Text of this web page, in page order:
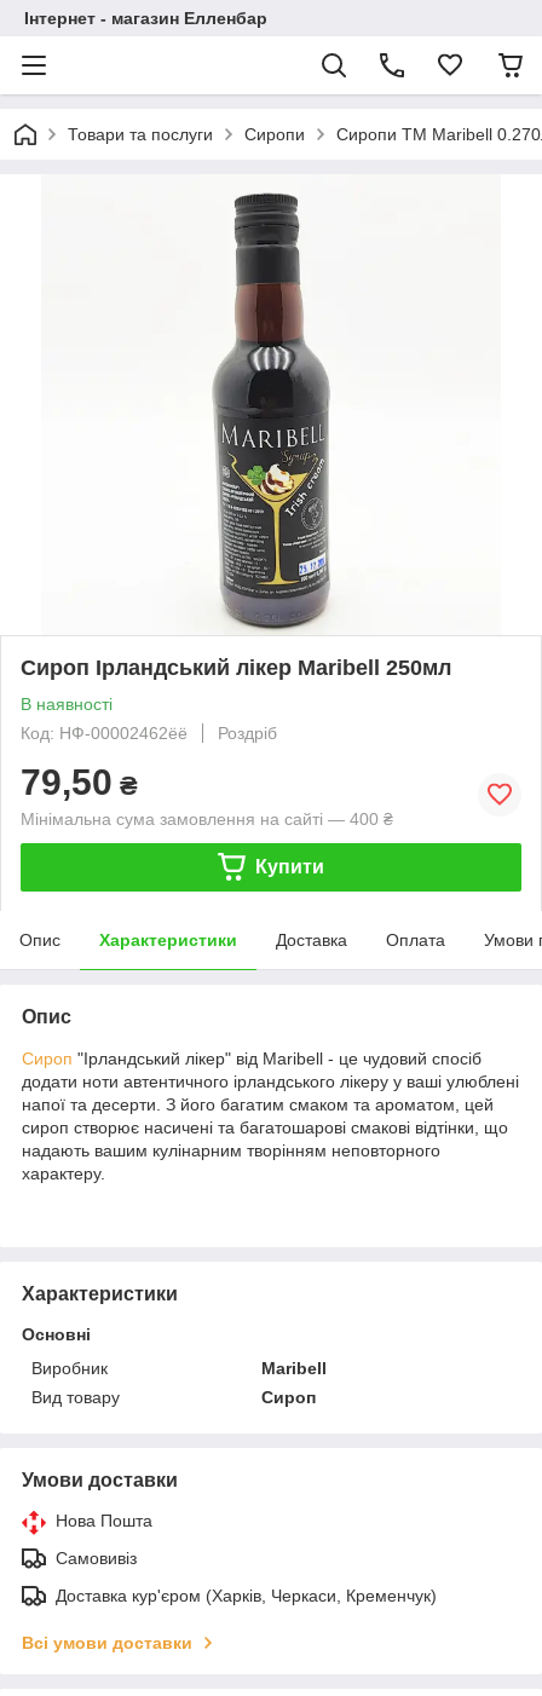
Інтернет - магазин Елленбар
Товари та послуги Сиропи Сиропи ТМ Maribell
Сироп Ірландський лікер Maribell 250мл
В наявності
Код: НФ-00002462ёё
Роздріб
79,50 ₴
Мінімальна сума замовлення на сайті — 400 ₴
Купити
Опис Характеристики Доставка Оплата Умови
Опис
Сироп "Ірландський лікер" від Maribell - це чудовий спосіб
додати ноти автентичного ірландського лікеру у ваші улюблені
напої та десерти. З його багатим смаком та ароматом, цей
сироп створює насичені та багатошарові смакові відтінки, що
надають вашим кулінарним творінням неповторного
характеру.
Характеристики
Основні
Виробник
Maribell
Вид товару
Сироп
Умови доставки
Нова Пошта
Самовивіз
Доставка кур'єром (Харків, Черкаси, Кременчук)
Всі умови доставки